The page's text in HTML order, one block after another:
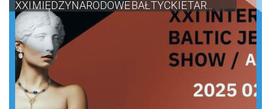
XXI MIĘDZYNARODOWE BAŁTYCKIE TAR...